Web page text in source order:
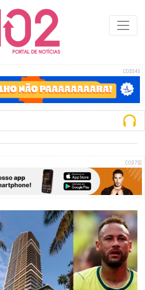
COD345
ESCUTE A REDE
COD752